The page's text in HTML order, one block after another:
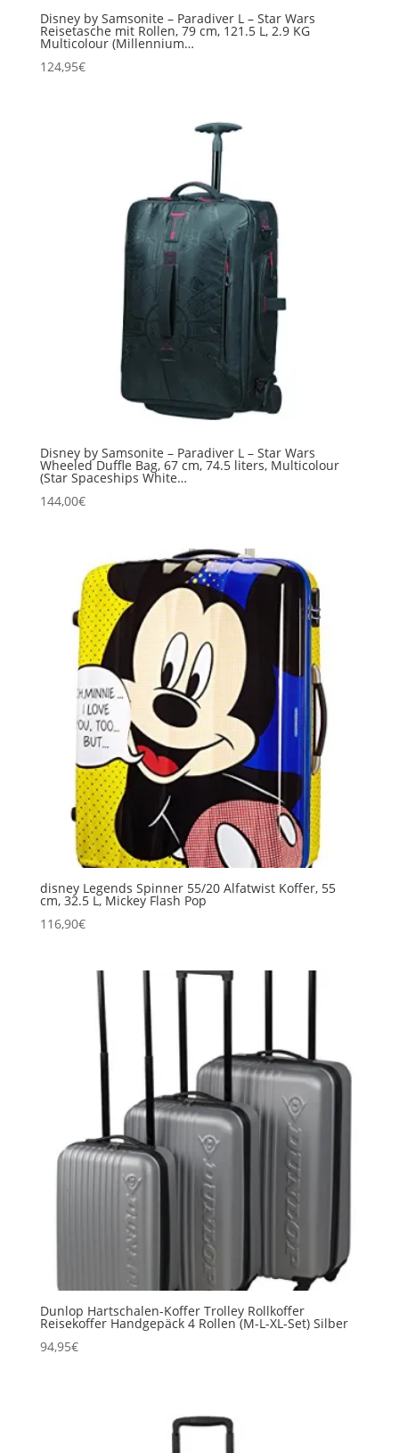
Disney by Samsonite – Paradiver L – Star Wars
Reisetasche mit Rollen, 79 cm, 121.5 L, 2.9 KG
Multicolour (Millennium…
124,95€
Disney by Samsonite – Paradiver L – Star Wars
Wheeled Duffle Bag, 67 cm, 74.5 liters, Multicolour
(Star Spaceships White…
144,00€
disney Legends Spinner 55/20 Alfatwist Koffer, 55
cm, 32.5 L, Mickey Flash Pop
116,90€
Dunlop Hartschalen-Koffer Trolley Rollkoffer
Reisekoffer Handgepäck 4 Rollen (M-L-XL-Set) Silber
94,95€